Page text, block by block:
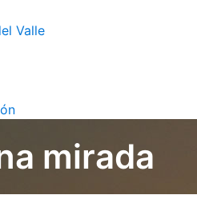
Valle
mirada